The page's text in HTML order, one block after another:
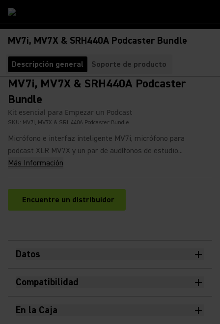
MV7i, MV7X & SRH440A Podcaster Bundle
Descripción general Soporte de producto
MV7i, MV7X & SRH440A Podcaster
Bundle
Kit esencial para Empezar un Podcast
SKU: MV7i, MV7X & SRH440A Podcaster Bundle
Micrófono e interfaz inteligente MV7i, micrófono para
podcast XLR MV7X y un par de audífonos de estudio...
Más Información
Encuentre un distribuidor
(Opens in a new tab)
Datos
Compatibilidad
En la Caja